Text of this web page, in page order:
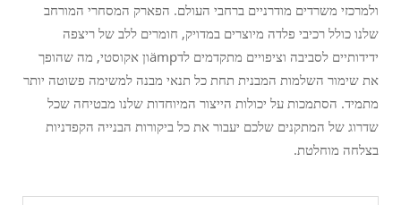
ולמרכזי משרדים מודרניים ברחבי העולם. הפארק המסחרי המורחב
שלנו כולל רכיבי פלדה מיוצרים במדויק, חומרים ללב של ריצפה
ידידותיים לסביבה וציפויים מתקדמים לדämpון אקוסטי, מה שהופך
את שימור השלמות המבנית תחת כל תנאי מבנה למשימה פשוטה יותר
מתמיד. הסתמכות על יכולות הייצור המיוחדות שלנו מבטיחה שכל
שדרוג של המתקנים שלכם יעבור את כל ביקורות הבנייה הקפדניות
בצלחה מוחלטת.